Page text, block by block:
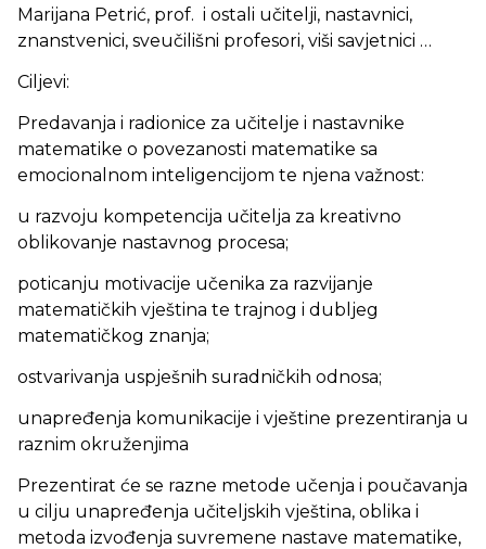
Marijana Petrić, prof. i ostali učitelji, nastavnici,
znanstvenici, sveučilišni profesori, viši savjetnici …
Ciljevi:
Predavanja i radionice za učitelje i nastavnike
matematike o povezanosti matematike sa
emocionalnom inteligencijom te njena važnost:
u razvoju kompetencija učitelja za kreativno
oblikovanje nastavnog procesa;
poticanju motivacije učenika za razvijanje
matematičkih vještina te trajnog i dubljeg
matematičkog znanja;
ostvarivanja uspješnih suradničkih odnosa;
unapređenja komunikacije i vještine prezentiranja u
raznim okruženjima
Prezentirat će se razne metode učenja i poučavanja
u cilju unapređenja učiteljskih vještina, oblika i
metoda izvođenja suvremene nastave matematike,